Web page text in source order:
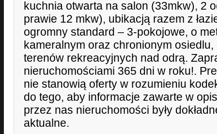
kuchnia otwarta na salon (33mkw), 2
prawie 12 mkw), ubikacją razem z
ogromny standard – 3-pokojowe, o
kameralnym oraz chronionym osiedlu,
terenów rekreacyjnych nad odrą.
nieruchomościami 365 dni w roku!.
nie stanowią oferty w rozumieniu
do tego, aby informacje zawarte w
przez nas nieruchomości były
aktualne.